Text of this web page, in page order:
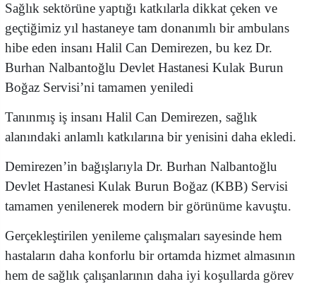
Sağlık sektörüne yaptığı katkılarla dikkat çeken ve
geçtiğimiz yıl hastaneye tam donanımlı bir ambulans
hibe eden insanı Halil Can Demirezen, bu kez Dr.
Burhan Nalbantoğlu Devlet Hastanesi Kulak Burun
Boğaz Servisi’ni tamamen yeniledi
Tanınmış iş insanı Halil Can Demirezen, sağlık
alanındaki anlamlı katkılarına bir yenisini daha ekledi.
Demirezen’in bağışlarıyla Dr. Burhan Nalbantoğlu
Devlet Hastanesi Kulak Burun Boğaz (KBB) Servisi
tamamen yenilenerek modern bir görünüme kavuştu.
Gerçekleştirilen yenileme çalışmaları sayesinde hem
hastaların daha konforlu bir ortamda hizmet almasının
hem de sağlık çalışanlarının daha iyi koşullarda görev